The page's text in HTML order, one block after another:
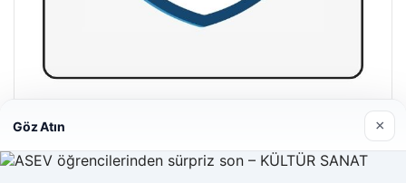
Hastaş Beton
Göz Atın ×